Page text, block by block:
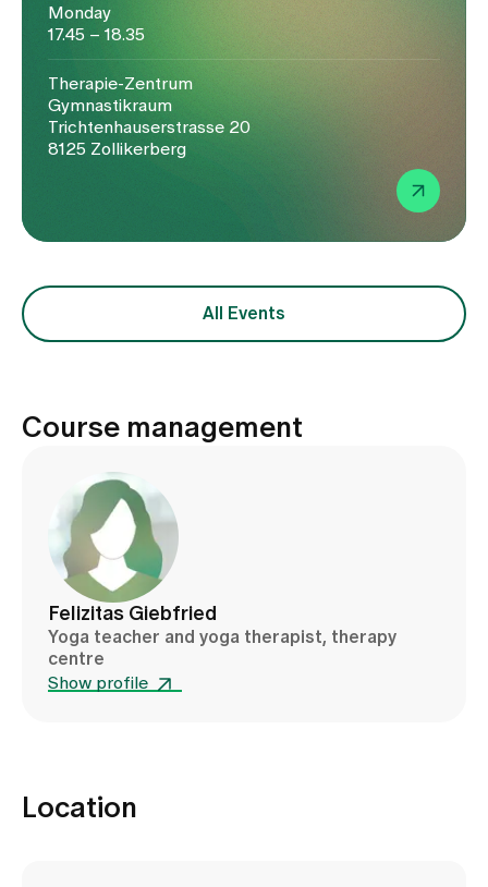
Monday
17.45 – 18.35
Therapie-Zentrum
Gymnastikraum
Trichtenhauserstrasse 20
8125 Zollikerberg
All Events
Course management
Felizitas Giebfried
Yoga teacher and yoga therapist, therapy
centre
Show profile
Location